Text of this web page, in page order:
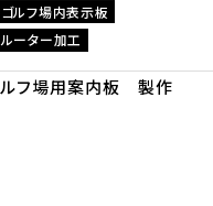
ゴルフ場内表示板
ルーター加工